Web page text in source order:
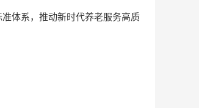
体系，推动新时代养老服务高质